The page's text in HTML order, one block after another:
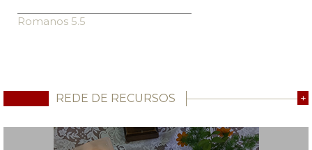
Romanos 5.5
REDE DE RECURSOS +